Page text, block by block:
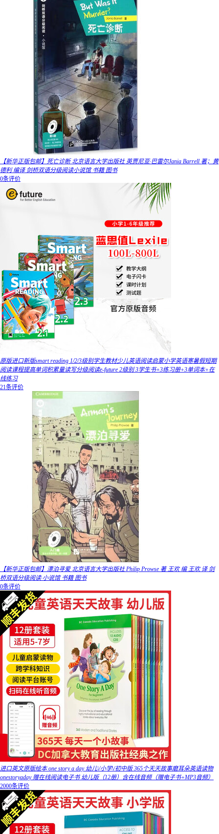
【新华正版包邮】死亡诊断 北京语言大学出版社 英贾尼亚·巴雷尔Jania Barrell 著；黄
德利 编译 剑桥双语分级阅读小说馆 书籍 图书
0条评价
原版进口新版smart reading 1/2/3级别学生教材少儿英语阅读启蒙小学英语寒暑假短期
阅读课程提高单词积累量读写分级阅读e-future 2级别 3学生书+3练习册+3单词本+在
线练习
21条评价
【新华正版包邮】漂泊寻爱 北京语言大学出版社 Philip Prowse 著 王欢 编 王欢 译 剑
桥双语分级阅读·小说馆 书籍 图书
0条评价
进口英文原版绘本 one story a day 幼儿\/小学\/初中版 365个天天故事磨耳朵英语读物
onestoryaday 赠在线阅读电子书 幼儿版（12册）含在线音频（赠电子书+MP3音频）
2000条评价